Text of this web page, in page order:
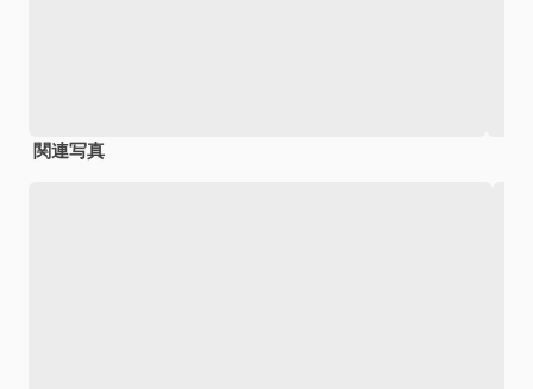
関連写真